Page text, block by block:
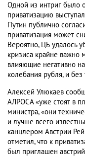
Одной из интриг было
приватизацию
Путин публично
приватизация может
Вероятно, ЦБ удалось
кризиса крайне важно
влияющие негативно
колебания рубля, и
Алексей Улюкаев
АЛРОСА «уже стоят в
министра, «они
и лучше всего
канцлером Австрии
отметил, что к
был приглашен